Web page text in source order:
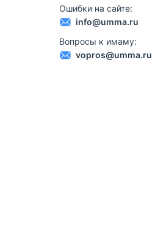
Ошибки на сайте:
info@umma.ru
Вопросы к имаму:
vopros@umma.ru